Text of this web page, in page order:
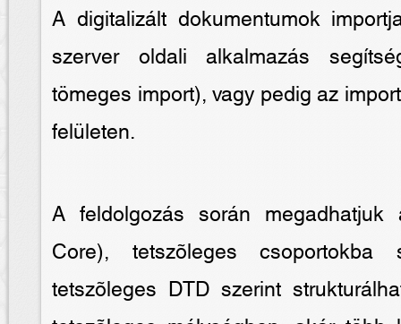
A digitalizált dokumentumok
szerver oldali alkalmazás
tömeges import), vagy pedig az
felületen.
A feldolgozás során
Core), tetszõleges
tetszõleges DTD szerint